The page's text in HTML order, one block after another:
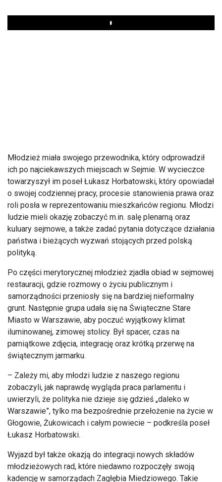
Play
Młodzież miała swojego przewodnika, który odprowadził
ich po najciekawszych miejscach w Sejmie. W wycieczce
towarzyszył im poseł Łukasz Horbatowski, który opowiadał
o swojej codziennej pracy, procesie stanowienia prawa oraz
roli posła w reprezentowaniu mieszkańców regionu. Młodzi
ludzie mieli okazję zobaczyć m.in. salę plenarną oraz
kuluary sejmowe, a także zadać pytania dotyczące działania
państwa i bieżących wyzwań stojących przed polską
polityką.
Po części merytorycznej młodzież zjadła obiad w sejmowej
restauracji, gdzie rozmowy o życiu publicznym i
samorządności przeniosły się na bardziej nieformalny
grunt. Następnie grupa udała się na Świąteczne Stare
Miasto w Warszawie, aby poczuć wyjątkowy klimat
iluminowanej, zimowej stolicy. Był spacer, czas na
pamiątkowe zdjęcia, integrację oraz krótką przerwę na
świątecznym jarmarku.
– Zależy mi, aby młodzi ludzie z naszego regionu
zobaczyli, jak naprawdę wygląda praca parlamentu i
uwierzyli, że polityka nie dzieje się gdzieś „daleko w
Warszawie”, tylko ma bezpośrednie przełożenie na życie w
Głogowie, Żukowicach i całym powiecie – podkreśla poseł
Łukasz Horbatowski.
Wyjazd był także okazją do integracji nowych składów
młodzieżowych rad, które niedawno rozpoczęły swoją
kadencję w samorządach Zagłębia Miedziowego. Takie